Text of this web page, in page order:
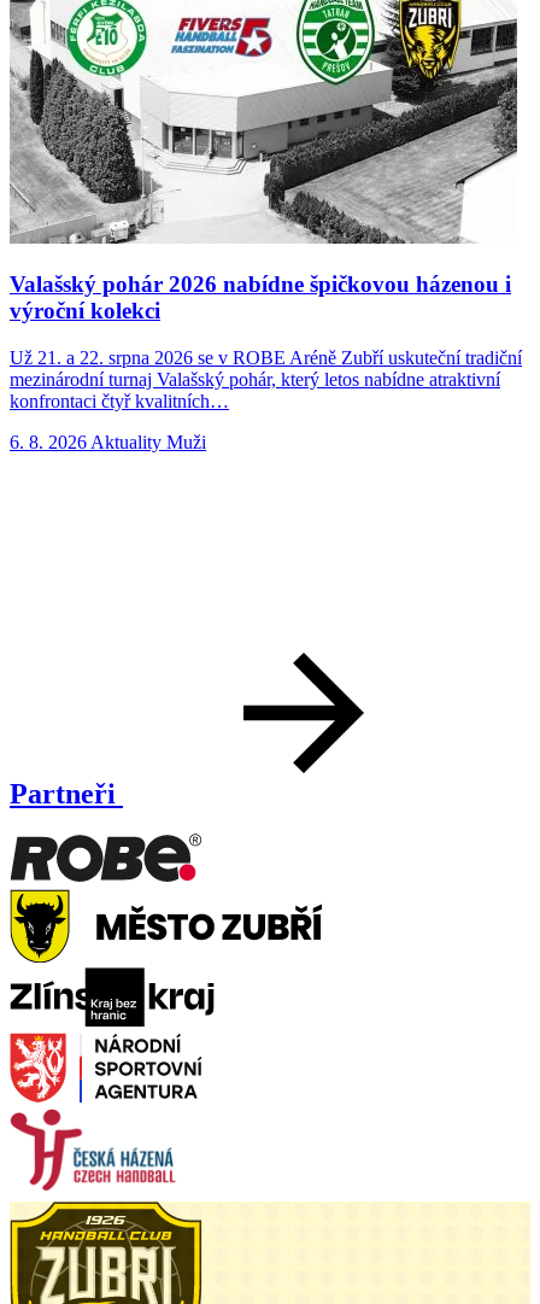
Valašský pohár 2026 nabídne špičkovou házenou i
výroční kolekci
Už 21. a 22. srpna 2026 se v ROBE Aréně Zubří uskuteční tradiční
mezinárodní turnaj Valašský pohár, který letos nabídne atraktivní
konfrontaci čtyř kvalitních…
6. 8. 2026 Aktuality Muži
Partneři